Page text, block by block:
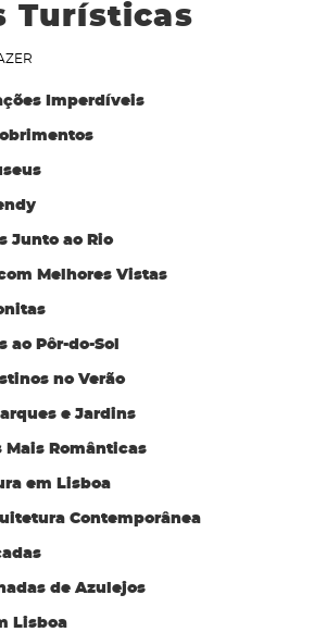
Turísticas
Imperdíveis
Junto ao Rio
Melhores Vistas
ao Pôr-do-Sol
no Verão
e Jardins
Mais Românticas
em Lisboa
Contemporânea
de Azulejos
Lisboa